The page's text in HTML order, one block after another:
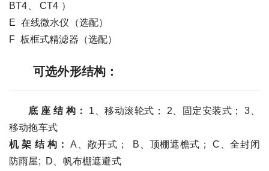
BT4、 CT4 ）
E 在线微水仪（选配）
F 板框式精滤器（选配）
可选外形结构：
底 座 结 构：
1、移动滚轮式； 2、固定安装式； 3、
移动拖车式
机 架 结 构：
A、敞开式； B、顶棚遮檐式； C、全封闭
防雨屋; D、帆布棚遮避式